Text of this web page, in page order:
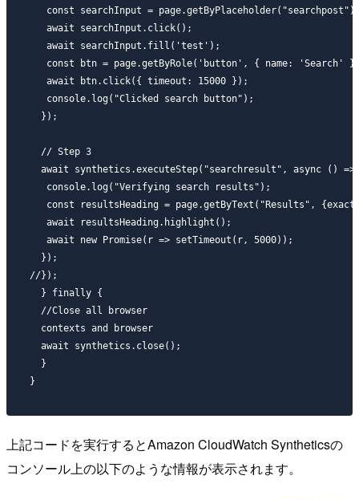
const searchInput =
   await searchInput.click();
   await searchInput.fill('test');
const btn = page.getByRole('button', { name: 'Search'
   await btn.click({ timeout: 15000 });
   console.log("Clicked search button");
  });
  // Step 3
await synthetics.executeStep("searchresult", async () =>
   console.log("Verifying search results");
const resultsHeading = page.getByText("Results",
   await resultsHeading.highlight();
   await new Promise(r => setTimeout(r, 5000));
  });
//});
  } finally {
  //Close all browser
  contexts and browser
  await synthetics.close();
  }
上記コードを実行するとAmazon CloudWatch Syntheticsの
コンソール上の以下のような情報が表示されます。